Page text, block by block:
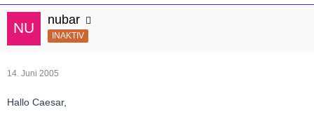
nubar
INAKTIV
14. Juni 2005
Hallo Caesar,